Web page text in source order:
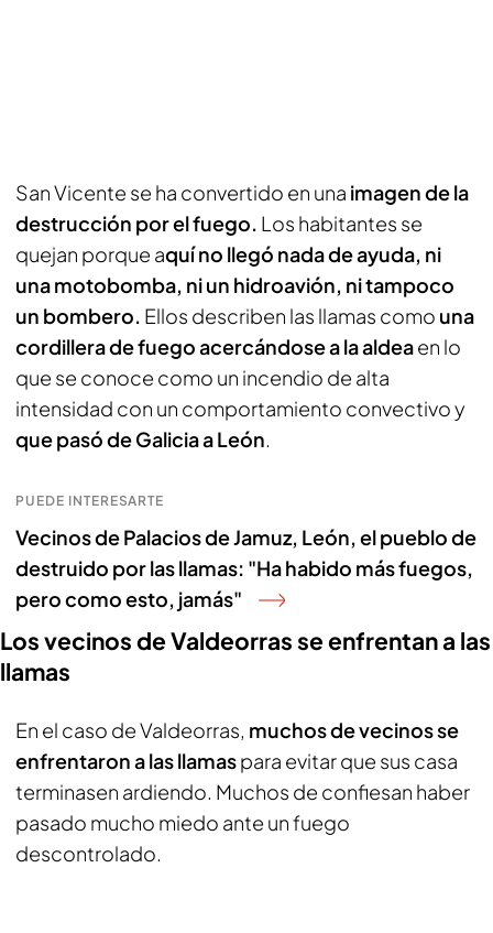
San Vicente se ha convertido en una imagen de la
destrucción por el fuego. Los habitantes se
quejan porque aquí no llegó nada de ayuda, ni
una motobomba, ni un hidroavión, ni tampoco
un bombero. Ellos describen las llamas como una
cordillera de fuego acercándose a la aldeaen lo
que se conoce como un incendio de alta
intensidad con un comportamiento convectivo y
que pasó de Galicia a León.
PUEDE INTERESARTE
Vecinos de Palacios de Jamuz, León, el pueblo de
destruido por las llamas: "Ha habido más fuegos,
pero como esto, jamás"
Los vecinos de Valdeorras se enfrentan a las
llamas
En el caso de Valdeorras, muchos de vecinos se
enfrentaron a las llamaspara evitar que sus casa
terminasen ardiendo. Muchos de confiesan haber
pasado mucho miedo ante un fuego
descontrolado.